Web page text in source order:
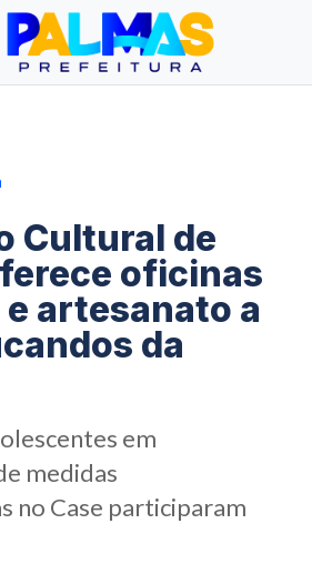
Cultural de
oficinas
artesanato a
da
em
medidas
no Case participaram